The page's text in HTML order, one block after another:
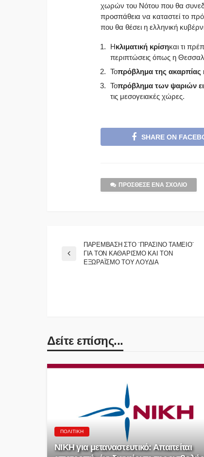
χωρών του Νότου που θα
προσπάθεια να καταστεί το
που θα θέσει η ελληνική
Ηκλιματική κρίσηκαι τι
περιπτώσεις όπως η
Τοπρόβλημα της
Τοπρόβλημα των ψαριών
τις μεσογειακές χώρες.
SHARE ON
ΠΡΌΣΘΕΣΕ ΈΝΑ ΣΧΌΛΙΟ
ΠΑΡΕΜΒΑΣΗ ΣΤΟ ¨ΠΡΑΣΙΝΟ ΤΑΜΕΙΟ¨
ΓΙΑ ΤΟΝ ΚΑΘΑΡΙΣΜΟ ΚΑΙ ΤΟΝ
ΕΞΩΡΑΪΣΜΟ ΤΟΥ ΛΟΥΔΙΑ
Δείτε επίσης...
ΠΟΛΙΤΙΚΉ
ΝΙΚΗ για μεταναστευτικό: Απαιτείται